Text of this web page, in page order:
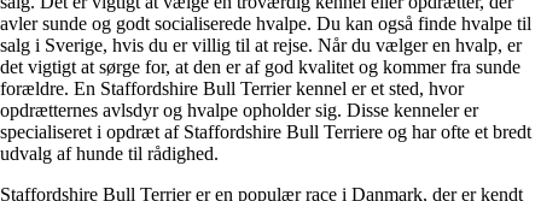
avler sunde og godt socialiserede hvalpe. Du kan også finde hvalpe til
salg i Sverige, hvis du er villig til at rejse. Når du vælger en hvalp, er
det vigtigt at sørge for, at den er af god kvalitet og kommer fra sunde
forældre. En Staffordshire Bull Terrier kennel er et sted, hvor
opdrætternes avlsdyr og hvalpe opholder sig. Disse kenneler er
specialiseret i opdræt af Staffordshire Bull Terriere og har ofte et bredt
udvalg af hunde til rådighed.
Staffordshire Bull Terrier er en populær race i Danmark, der er kendt